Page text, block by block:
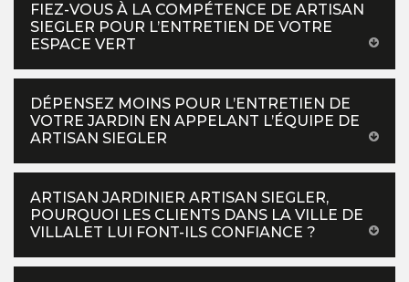
FIEZ-VOUS À LA COMPÉTENCE DE ARTISAN
SIEGLER POUR L’ENTRETIEN DE VOTRE
ESPACE VERT
DÉPENSEZ MOINS POUR L’ENTRETIEN DE
VOTRE JARDIN EN APPELANT L’ÉQUIPE DE
ARTISAN SIEGLER
ARTISAN JARDINIER ARTISAN SIEGLER,
POURQUOI LES CLIENTS DANS LA VILLE DE
VILLALET LUI FONT-ILS CONFIANCE ?